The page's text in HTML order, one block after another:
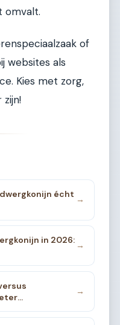
omvalt.
of
websites als
Kies met zorg,
zijn!
écht
→
in 2026:
→
→